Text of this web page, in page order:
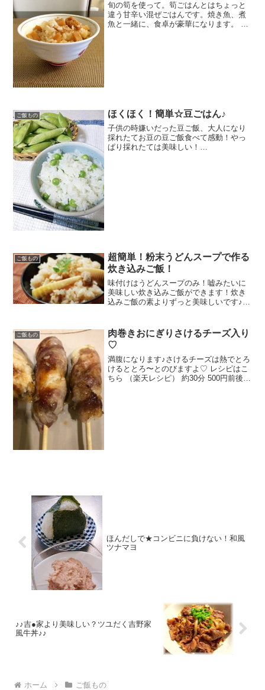
旬の筍を使って。筍ごはんとはちょっと
違う甘辛い混ぜごはんです。焼き魚、煮
魚と一緒に、食卓が豪華になります。 レ
ご飯もの ほくほく！簡単☆豆ごはん♪
子供の時嫌いだった豆ご飯、大人になり
採れたてお豆の豆ご飯食べて感動！やっ
ぱり採れたては美味しい！
ご飯もの
超簡単！粉末うどんスープで作る
炊き込みご飯！
味付けはうどんスープのみ！嘘みたいに
美味しい炊き込みご飯ができます！炊き
込みご飯の素よりずっと美味しいです♪
好きな具、何でもＯＫ※油揚げ※しめじ
※ごぼう※にん...
ご飯もの
肉巻きおにぎりさけるチーズ入り
♡
満腹になります♪さけるチーズは熱でとろ
けるととろ〜とのびますよ♡ レシピはこ
ちら （楽天レシピ） 約30分 500円前後
ほんだしで★コンビニに負けない！和風
ツナマヨ
♪♪吉●家より美味しい？ツユだく吉野家
風牛丼♪♪
ホーム ご飯もの